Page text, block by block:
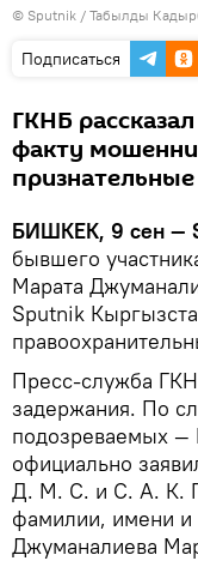
© Sputnik / Табылды
Подписаться
ГКНБ
факту
БИШКЕК, 9 сен —
бывшего
Марата
Sputnik
Пресс-служба
задержания. По
подозреваемых —
официально
Д. М. С. и С. А. К.
фамилии, имени и
Джуманалиева